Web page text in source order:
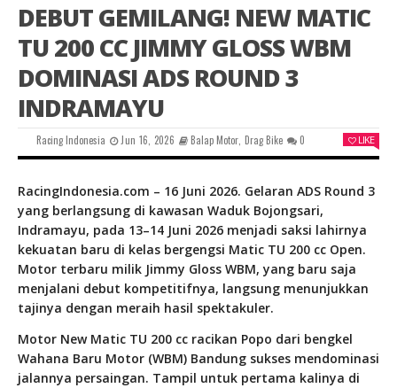
DEBUT GEMILANG! NEW MATIC
TU 200 CC JIMMY GLOSS WBM
DOMINASI ADS ROUND 3
INDRAMAYU
Racing Indonesia Jun 16, 2026 Balap Motor, Drag Bike 0 LIKE
RacingIndonesia.com – 16 Juni 2026. Gelaran ADS Round 3
yang berlangsung di kawasan Waduk Bojongsari,
Indramayu, pada 13–14 Juni 2026 menjadi saksi lahirnya
kekuatan baru di kelas bergengsi Matic TU 200 cc Open.
Motor terbaru milik Jimmy Gloss WBM, yang baru saja
menjalani debut kompetitifnya, langsung menunjukkan
tajinya dengan meraih hasil spektakuler.
Motor New Matic TU 200 cc racikan Popo dari bengkel
Wahana Baru Motor (WBM) Bandung sukses mendominasi
jalannya persaingan. Tampil untuk pertama kalinya di